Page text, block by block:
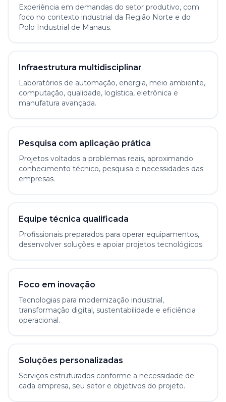
Experiência em demandas do setor produtivo, com
foco no contexto industrial da Região Norte e do
Polo Industrial de Manaus.
Infraestrutura multidisciplinar
Laboratórios de automação, energia, meio ambiente,
computação, qualidade, logística, eletrônica e
manufatura avançada.
Pesquisa com aplicação prática
Projetos voltados a problemas reais, aproximando
conhecimento técnico, pesquisa e necessidades das
empresas.
Equipe técnica qualificada
Profissionais preparados para operar equipamentos,
desenvolver soluções e apoiar projetos tecnológicos.
Foco em inovação
Tecnologias para modernização industrial,
transformação digital, sustentabilidade e eficiência
operacional.
Soluções personalizadas
Serviços estruturados conforme a necessidade de
cada empresa, seu setor e objetivos do projeto.